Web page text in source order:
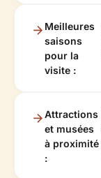
Meilleures
saisons
pour la
visite :
Attractions
et musées
à proximité
: